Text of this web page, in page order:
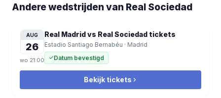
Andere wedstrijden van Real Sociedad
AUG
26
wo 21:00
Real Madrid vs Real Sociedad tickets
Estadio Santiago Bernabéu · Madrid
Datum bevestigd
Bekijk tickets